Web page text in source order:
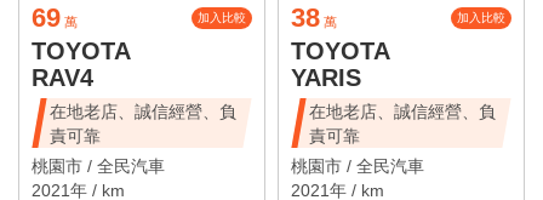
69 萬 加入比較
TOYOTA
RAV4
在地老店、誠信經營、負
責可靠
桃園市 / 全民汽車
2021年 / km
38 萬 加入比較
TOYOTA
YARIS
在地老店、誠信經營、負
責可靠
桃園市 / 全民汽車
2021年 / km